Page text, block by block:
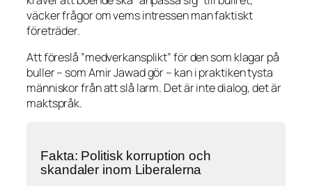
väcker frågor om vems intressen man faktiskt
företräder.
Att föreslå ”medverkansplikt” för den som klagar på
buller – som Amir Jawad gör – kan i praktiken tysta
människor från att slå larm. Det är inte dialog, det är
maktspråk.
Fakta: Politisk korruption och
skandaler inom Liberalerna